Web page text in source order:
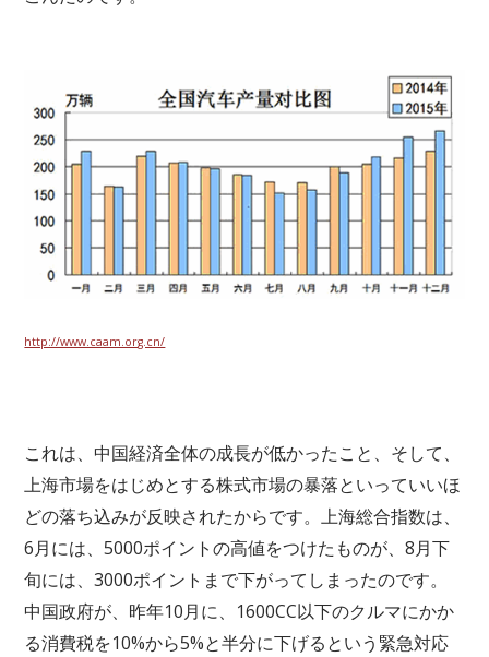
http://www.caam.org.cn/
これは、中国経済全体の成長が低かったこと、そして、
上海市場をはじめとする株式市場の暴落といっていいほ
どの落ち込みが反映されたからです。上海総合指数は、
6月には、5000ポイントの高値をつけたものが、8月下
旬には、3000ポイントまで下がってしまったのです。
中国政府が、昨年10月に、1600CC以下のクルマにかか
る消費税を10%から5%と半分に下げるという緊急対応